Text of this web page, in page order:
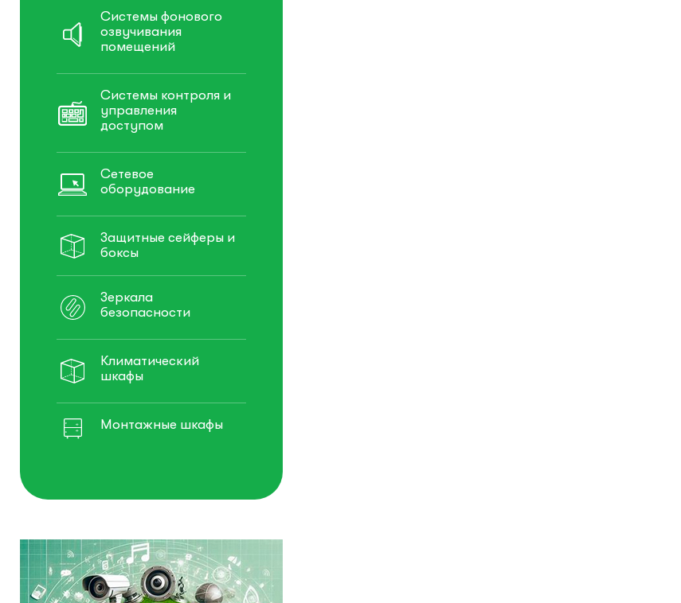
Системы фонового
озвучивания
помещений
Системы контроля и
управления
доступом
Сетевое
оборудование
Защитные сейферы и
боксы
Зеркала
безопасности
Климатический
шкафы
Монтажные шкафы